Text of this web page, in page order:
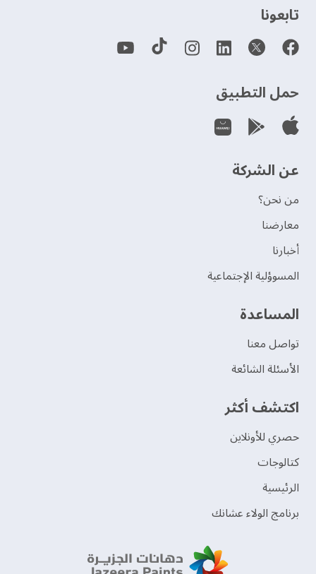
‫تابعونا‬
حمل التطبيق
عن الشركة
من نحن؟
‫معارضنا‬
‫أخبارنا‬
المسوؤلية الإجتماعية
‫المساعدة‬
تواصل معنا
الأسئلة الشائعة
اكتشف أكثر
حصري للأونلاين
‫كتالوجات‬
الرئيسية
برنامج الولاء عشانك